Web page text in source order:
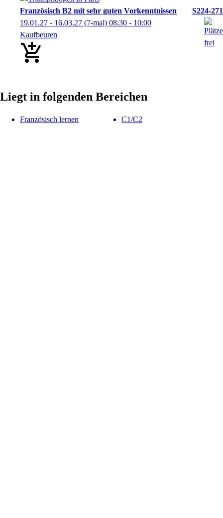
Französisch B2 mit sehr guten Vorkenntnissen
S224-271
19.01.27 - 16.03.27 (7-mal) 08:30 - 10:00
Kaufbeuren
Liegt in folgenden Bereichen
Französisch lernen C1/C2